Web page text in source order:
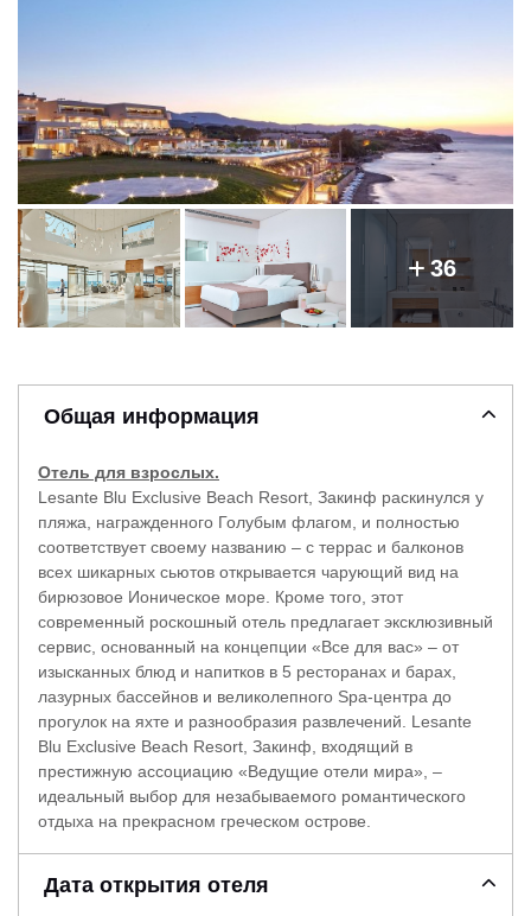
36
Общая информация
Отель для взрослых.
Lesante Blu Exclusive Beach Resort, Закинф раскинулся у
пляжа, награжденного Голубым флагом, и полностью
соответствует своему названию – с террас и балконов
всех шикарных сьютов открывается чарующий вид на
бирюзовое Ионическое море. Кроме того, этот
современный роскошный отель предлагает эксклюзивный
сервис, основанный на концепции «Все для вас» – от
изысканных блюд и напитков в 5 ресторанах и барах,
лазурных бассейнов и великолепного Spa-центра до
прогулок на яхте и разнообразия развлечений. Lesante
Blu Exclusive Beach Resort, Закинф, входящий в
престижную ассоциацию «Ведущие отели мира», –
идеальный выбор для незабываемого романтического
отдыха на прекрасном греческом острове.
Дата открытия отеля